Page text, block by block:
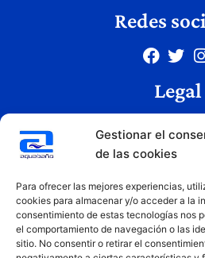
Gestionar el
de las cookies
Para ofrecer las mejores experiencias,
cookies para almacenar y/o acceder a la
consentimiento de estas tecnologías nos
el comportamiento de navegación o las
sitio. No consentir o retirar el
Redes
Legal
Política de
Condiciones
Copyright © 2026 Aquabaño |
Diseñado por